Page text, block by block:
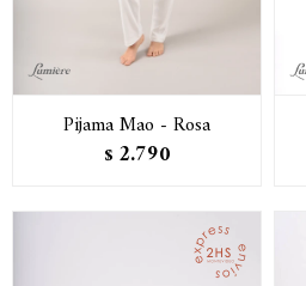
Pijama Mao - Rosa
$ 2.790